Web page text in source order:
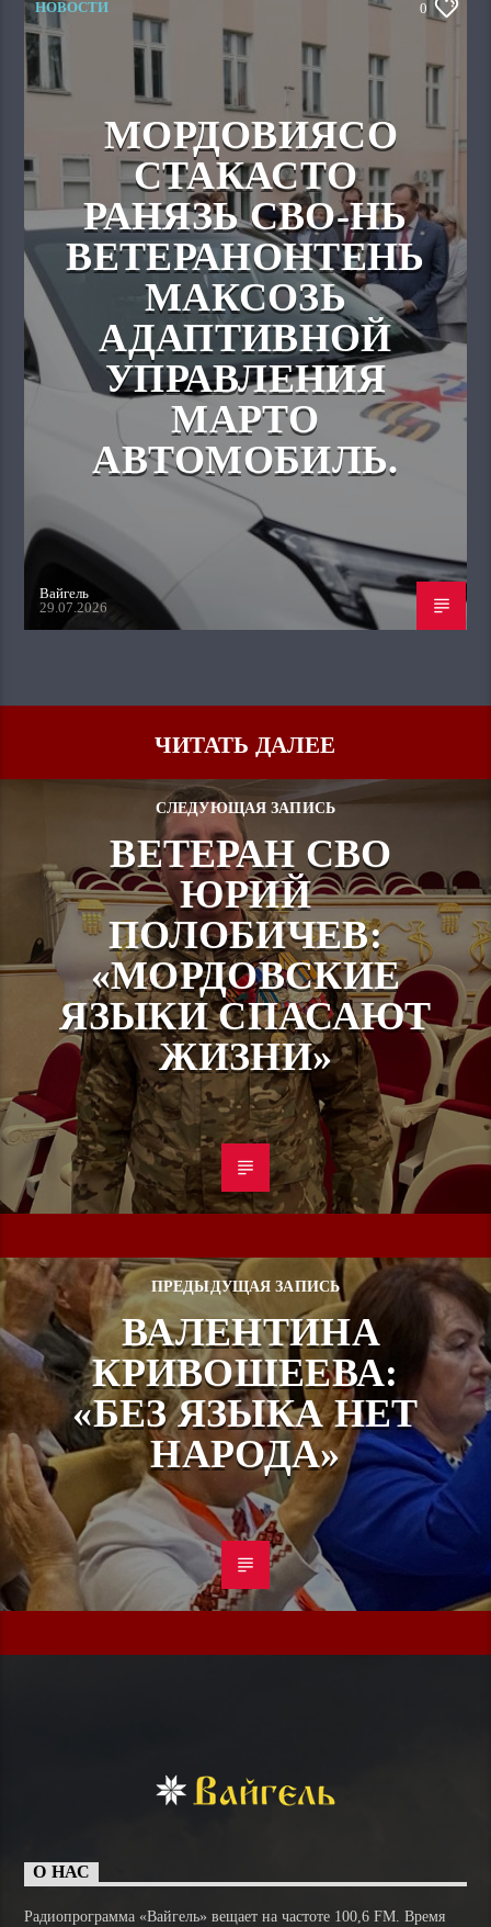
НОВОСТИ 0
МОРДОВИЯСО
СТАКАСТО
РАНЯЗЬ СВО-НЬ
ВЕТЕРАНОНТЕНЬ
МАКСОЗЬ
АДАПТИВНОЙ
УПРАВЛЕНИЯ
МАРТО
АВТОМОБИЛЬ.
Вайгель
29.07.2026
ЧИТАТЬ ДАЛЕЕ
СЛЕДУЮЩАЯ ЗАПИСЬ
ВЕТЕРАН СВО
ЮРИЙ
ПОЛОБИЧЕВ:
«МОРДОВСКИЕ
ЯЗЫКИ СПАСАЮТ
ЖИЗНИ»
ПРЕДЫДУЩАЯ ЗАПИСЬ
ВАЛЕНТИНА
КРИВОШЕЕВА:
«БЕЗ ЯЗЫКА НЕТ
НАРОДА»
О НАС
Радиопрограмма «Вайгель» вещает на частоте 100,6 FM. Время